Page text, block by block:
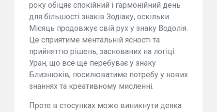
року обіцяє спокійний і гармонійний день
для більшості знаків Зодіаку, оскільки
Місяць продовжує свій рух у знаку Водолія.
Це сприятиме ментальній ясності та
прийняттю рішень, заснованих на логіці.
Уран, що все ще перебуває у знаку
Близнюків, посилюватиме потребу у нових
знаннях та креативному мисленні.
Проте в стосунках може виникнути деяка